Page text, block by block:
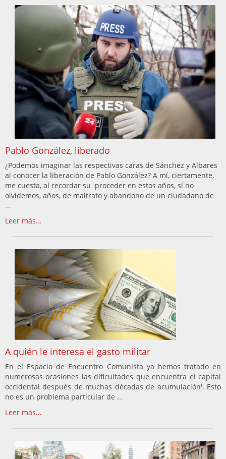
Pablo González, liberado
¿Podemos imaginar las respectivas caras de Sánchez y Albares
al conocer la liberación de Pablo González? A mí, ciertamente,
me cuesta, al recordar su proceder en estos años, sí no
olvidemos, años, de maltrato y abandono de un ciudadano de
...
Leer más...
A quién le interesa el gasto militar
En el Espacio de Encuentro Comunista ya hemos tratado en
numerosas ocasiones las dificultades que encuentra el capital
occidental después de muchas décadas de acumulacióni. Esto
no es un problema particular de ...
Leer más...